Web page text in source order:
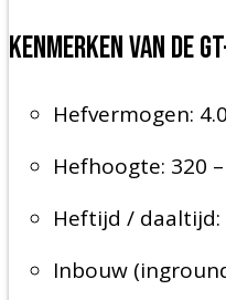
Kenmerken van de
Hefvermogen:
Hefhoogte: 320
Heftijd / daaltijd:
Inbouw